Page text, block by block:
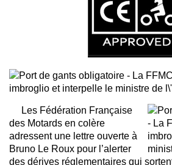
Les Fédération Française
des Motards en colère
adressent une lettre ouverte à
Bruno Le Roux pour l’alerter
des dérives réglementaires qui